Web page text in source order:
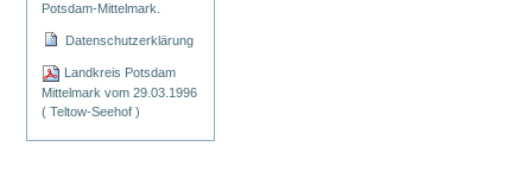
Potsdam-Mittelmark.
Datenschutzerklärung
Landkreis Potsdam
Mittelmark vom 29.03.1996
( Teltow-Seehof )